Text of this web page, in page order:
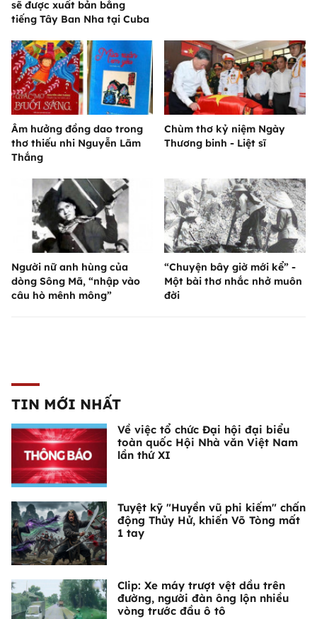
sẽ được xuất bản bằng
tiếng Tây Ban Nha tại Cuba
Âm hưởng đồng dao trong
thơ thiếu nhi Nguyễn Lãm
Thắng
Chùm thơ kỷ niệm Ngày
Thương binh - Liệt sĩ
Người nữ anh hùng của
dòng Sông Mã, “nhập vào
câu hò mênh mông”
“Chuyện bây giờ mới kể” -
Một bài thơ nhắc nhở muôn
đời
TIN MỚI NHẤT
Về việc tổ chức Đại hội đại biểu
toàn quốc Hội Nhà văn Việt Nam
lần thứ XI
Tuyệt kỹ "Huyền vũ phi kiếm" chấn
động Thủy Hử, khiến Võ Tòng mất
1 tay
Clip: Xe máy trượt vệt dầu trên
đường, người đàn ông lộn nhiều
vòng trước đầu ô tô